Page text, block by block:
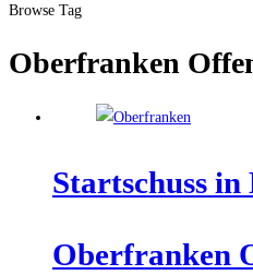
Browse Tag
Oberfranken
Start­schuss
Ober­fran­ken